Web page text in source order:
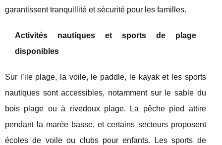
garantissent tranquillité et sécurité pour les familles.
Activités nautiques et sports de plage
disponibles
Sur l’ile plage, la voile, le paddle, le kayak et les sports
nautiques sont accessibles, notamment sur le sable du
bois plage ou à rivedoux plage. La pêche pied attire
pendant la marée basse, et certains secteurs proposent
écoles de voile ou clubs pour enfants. Les sports de